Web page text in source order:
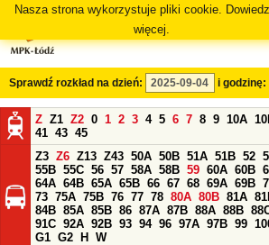
Nasza strona wykorzystuje pliki cookie.
więcej.
Sprawdź rozkład na dzień: i godzinę:
Z Z1 Z2 0 1 2 3 4 5 6 7 8 9 10A
41 43 45
Z3 Z6 Z13 Z43 50A 50B 51A 51B 52
55B 55C 56 57 58A 58B 59 60A 60B
64A 64B 65A 65B 66 67 68 69A 69B
73 75A 75B 76 77 78 80A 80B 81A
84B 85A 85B 86 87A 87B 88A 88B
91C 92A 92B 93 94 96 97A 97B 99
G1 G2 H
W